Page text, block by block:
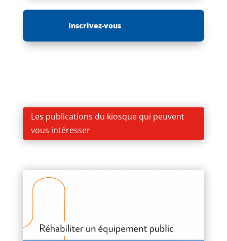
Inscrivez-vous
Les publications du kiosque qui peuvent
vous intéresser